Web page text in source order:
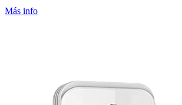
Más info